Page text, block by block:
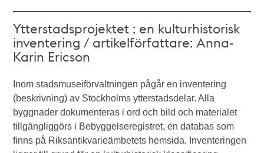
Ytterstadsprojektet : en kulturhistorisk
inventering / artikelförfattare: Anna-
Karin Ericson
Inom stadsmuseiförvaltningen pågår en inventering
(beskrivning) av Stockholms ytterstadsdelar. Alla
byggnader dokumenteras i ord och bild och materialet
tillgängliggörs i Bebyggelseregistret, en databas som
finns på Riksantikvarieämbetets hemsida. Inventeringen